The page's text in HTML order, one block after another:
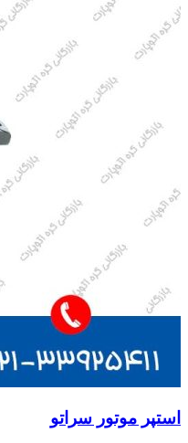
استپر موتور سراتو